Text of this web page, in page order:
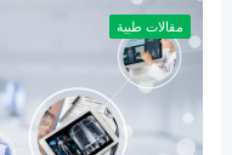
مقالات طبية